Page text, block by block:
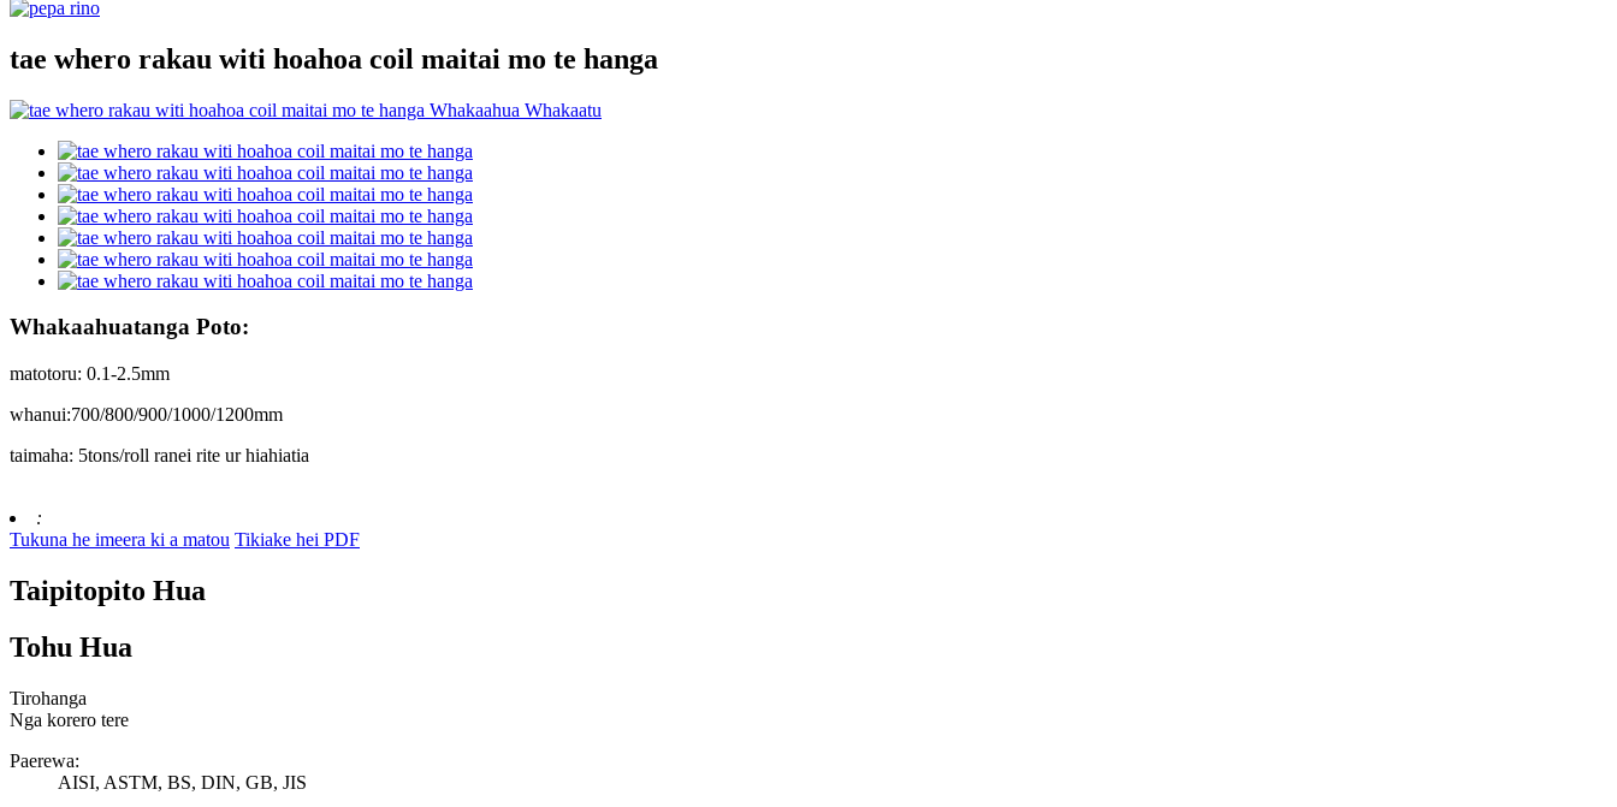
tae whero rakau witi hoahoa coil maitai mo te hanga
Whakaahuatanga Poto:
matotoru: 0.1-2.5mm
whanui:700/800/900/1000/1200mm
taimaha: 5tons/roll ranei rite ur hiahiatia
:
Tukuna he imeera ki a matou Tikiake hei PDF
Taipitopito Hua
Tohu Hua
Tirohanga
Nga korero tere
Paerewa:
AISI, ASTM, BS, DIN, GB, JIS